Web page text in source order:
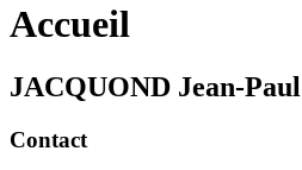
Accueil
JACQUOND Jean-Paul
Contact